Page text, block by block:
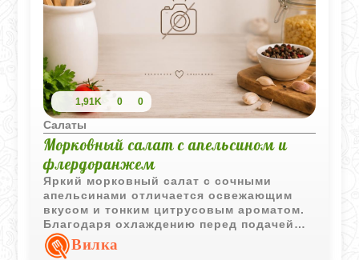
1,91K 0 0
Салаты
Морковный салат с апельсином и
флердоранжем
Яркий морковный салат с сочными
апельсинами отличается освежающим
вкусом и тонким цитрусовым ароматом.
Благодаря охлаждению перед подачей
блюдо получается особенно приятным и
лёгким.Вилка